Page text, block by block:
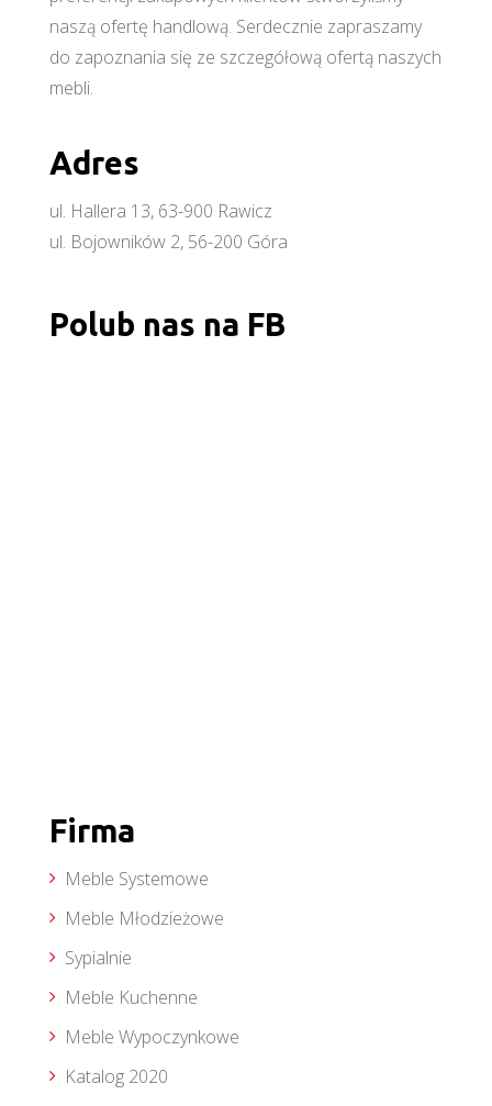
naszą ofertę handlową. Serdecznie zapraszamy
do zapoznania się ze szczegółową ofertą naszych
mebli.
Adres
ul. Hallera 13, 63-900 Rawicz
ul. Bojowników 2, 56-200 Góra
Polub nas na FB
Firma
Meble Systemowe
Meble Młodzieżowe
Sypialnie
Meble Kuchenne
Meble Wypoczynkowe
Katalog 2020